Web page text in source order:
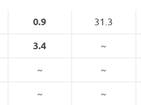
0.9 31.3
3.4 ~
~ ~
~ ~